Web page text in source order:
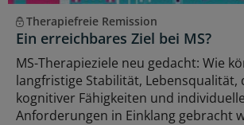
Therapiefreie Remission
Ein erreichbares Ziel bei MS?
MS-Therapieziele neu gedacht: Wie
langfristige Stabilität, Lebensqualität,
kognitiver Fähigkeiten und individuelle
Anforderungen in Einklang gebracht